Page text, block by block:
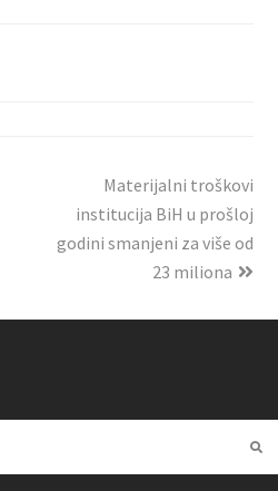
Materijalni troškovi
institucija BiH u prošloj
godini smanjeni za više od
23 miliona